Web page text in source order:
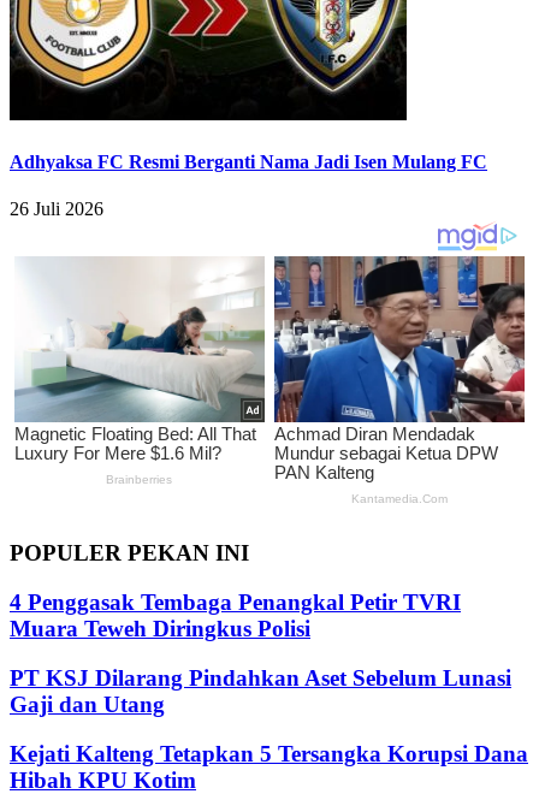
Adhyaksa FC Resmi Berganti Nama Jadi Isen Mulang FC
26 Juli 2026
POPULER PEKAN INI
4 Penggasak Tembaga Penangkal Petir TVRI
Muara Teweh Diringkus Polisi
PT KSJ Dilarang Pindahkan Aset Sebelum Lunasi
Gaji dan Utang
Kejati Kalteng Tetapkan 5 Tersangka Korupsi Dana
Hibah KPU Kotim